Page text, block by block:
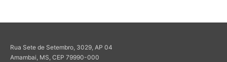
Rua Sete de Setembro, 3029, AP 04
Amambai, MS, CEP 79990-000